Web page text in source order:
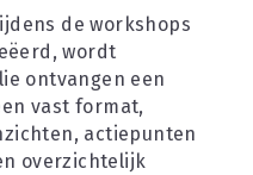
de workshops
wordt
ontvangen een
vast format,
actiepunten
overzichtelijk